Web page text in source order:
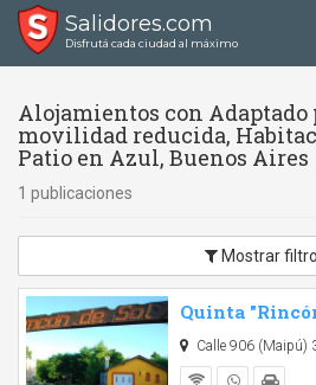
Salidores.com
Disfrutá cada ciudad al máximo
Alojamientos con Adaptado
movilidad reducida,
Patio en Azul, Buenos Aires
1 publicaciones
Mostrar
Quinta
Calle 906 (Maipú)